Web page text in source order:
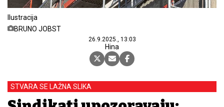
Ilustracija
BRUNO JOBST
26.9.2025., 13:03
Hina
STVARA SE LAŽNA SLIKA